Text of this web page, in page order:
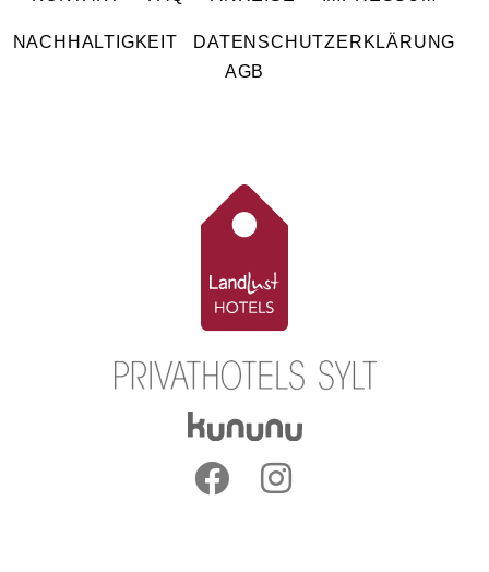
NACHHALTIGKEIT
DATENSCHUTZERKLÄRUNG
AGB